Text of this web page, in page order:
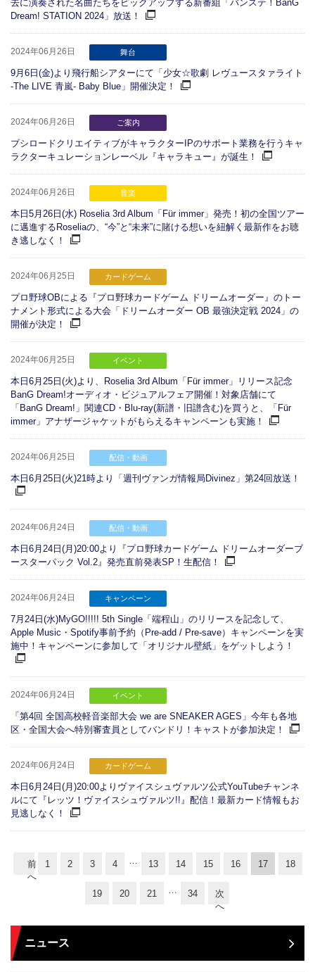
去に演奏された名曲たちをピックアップする新番組「バンステ！BanG
Dream! STATION 2024」放送！
2024年06月26日 舞台
9月6日(金)より飛行船シアターにて「少女☆歌劇 レヴュースタァライト
-The LIVE 青嵐- Baby Blue」開催決定！
2024年06月26日 ご案内
ブシロードクリエイティブがキャラクターIPのサポート業務を行うキャ
ラクターキュレーションレーベル『キャラキュー』が誕生！
2024年06月26日 音楽
本日5月26日(水) Roselia 3rd Album「Für immer」発売！初の全国ツアー
に邁進するRoseliaの、“今”と“未来”に賭ける想いを紐解く最新作をお聴
き逃しなく！
2024年06月25日 カードゲーム
プロ野球OBによる『プロ野球カードゲーム ドリームオーダー』のトー
ナメント形式による大会「ドリームオーダー OB 最強決定戦 2024」の
開催が決定！
2024年06月25日 イベント
本日6月25日(火)より、Roselia 3rd Album「Für immer」リリース記念
BanG Dream!オーディオ・ビジュアルフェア開催！対象店舗にて
「BanG Dream!」関連CD・Blu-ray(新譜・旧譜含む)を買うと、「Für
immer」アナザージャケットがもらえるキャンペーンも実施！
2024年06月25日 配信・動画
本日6月25日(火)21時より「週刊ヴァンガ情報局Divinez」第24回放送！
2024年06月24日 配信・動画
本日6月24日(月)20:00より『プロ野球カードゲーム ドリームオーダーブ
ースターパック Vol.2』発売直前発表SP！生配信！
2024年06月24日 キャンペーン
7月24日(水)MyGO!!!!! 5th Single「端程山」のリリースを記念して、
Apple Music・Spotify事前予約（Pre-add / Pre-save）キャンペーンを実
施中！キャンペーンに参加して「オリジナル壁紙」をゲットしよう！
2024年06月24日 イベント
「第4回 全国高校軽音楽部大会 we are SNEAKER AGES」今年も各地
区・全国大会へ特別審査員としてバンドリ！キャストが参加決定！
2024年06月24日 カードゲーム
本日6月24日(月)20:00よりヴァイスシュヴァルツ公式YouTubeチャンネ
ルにて『レッツ！ヴァイスシュヴァルツ!!』配信！最新カード情報もお
見逃しなく！
前
へ
1 2 3 4 … 13 14 15 16 17 18
19 20 21 … 34
次
へ
ニュース